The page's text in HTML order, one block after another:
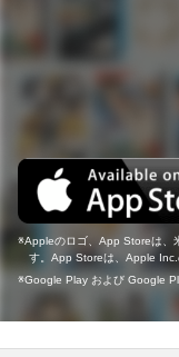
Appleのロゴ、App Storeは、
す。App Storeは、Apple Inc.
Google Play および Google